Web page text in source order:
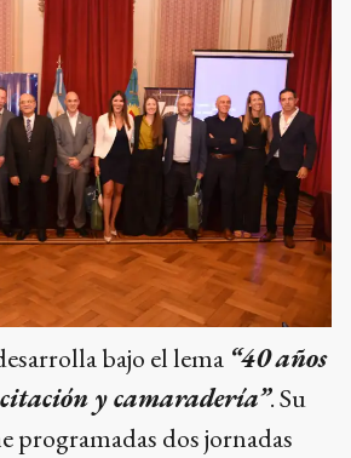
bajo el lema “40 años
y camaradería”. Su
programadas dos jornadas